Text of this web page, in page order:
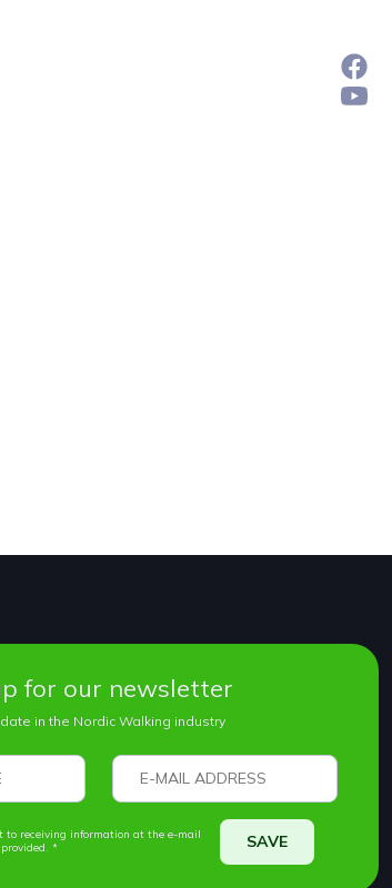
for our newsletter
in the Nordic Walking industry
to receiving information at the e-mail
provided. *
SAVE